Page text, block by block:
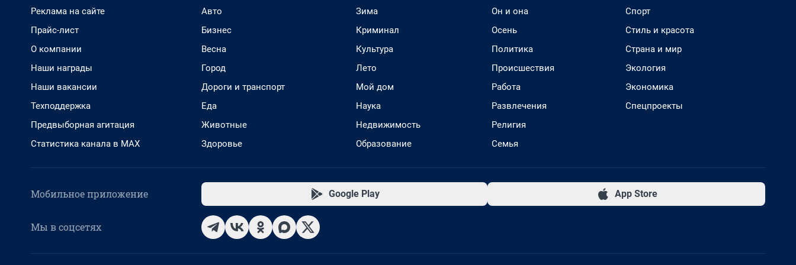
Реклама на сайте
Прайс-лист
О компании
Наши награды
Наши вакансии
Техподдержка
Предвыборная агитация
Статистика канала в MAX
Авто
Бизнес
Весна
Город
Дороги и транспорт
Еда
Животные
Здоровье
Зима
Криминал
Культура
Лето
Мой дом
Наука
Недвижимость
Образование
Он и она
Осень
Политика
Происшествия
Работа
Развлечения
Религия
Семья
Спорт
Стиль и красота
Страна и мир
Экология
Экономика
Спецпроекты
Мобильное приложение Google Play App Store
Мы в соцсетях